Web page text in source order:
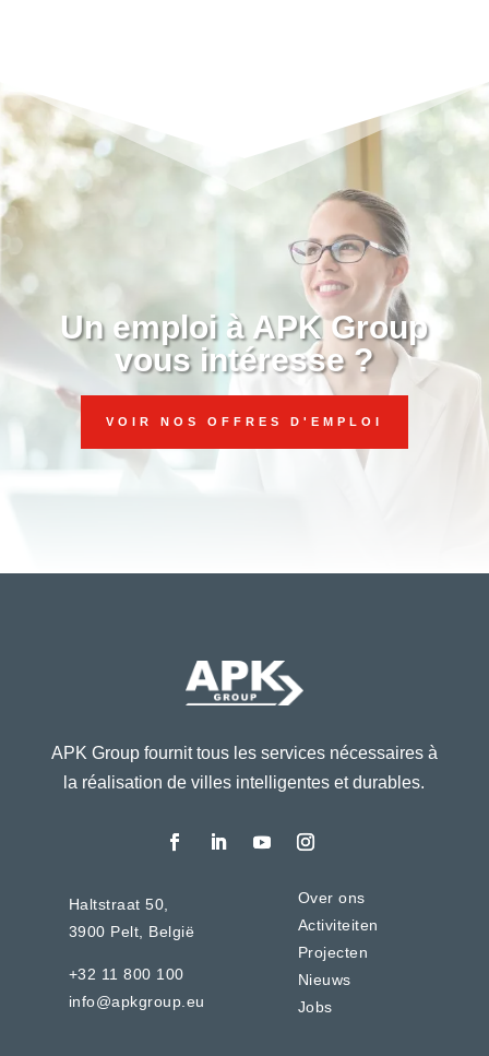
Un emploi à APK Group
vous intéresse ?
VOIR NOS OFFRES D'EMPLOI
APK Group fournit tous les services nécessaires à
la réalisation de villes intelligentes et durables.
Haltstraat 50,
3900 Pelt, België
+32 11 800 100
info@apkgroup.eu
Over ons
Activiteiten
Projecten
Nieuws
Jobs